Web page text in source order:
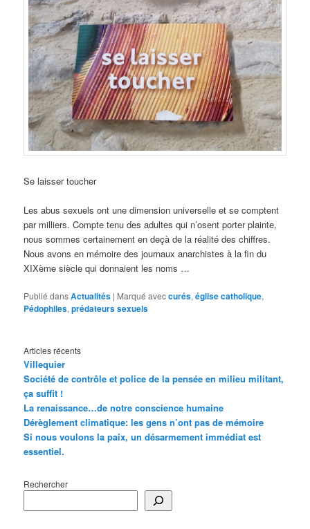
Se laisser toucher
Les abus sexuels ont une dimension universelle et se comptent
par milliers. Compte tenu des adultes qui n’osent porter plainte,
nous sommes certainement en deçà de la réalité des chiffres.
Nous avons en mémoire des journaux anarchistes à la fin du
XIXème siècle qui donnaient les noms …
Publié dansActualités | Marqué aveccurés,église catholique,
Pédophiles,prédateurs sexuels
Articles récents
Villequier
Société de contrôle et police de la pensée en milieu militant,
ça suffit !
La renaissance…de notre conscience humaine
Dérèglement climatique: les gens n’ont pas de mémoire
Si nous voulons la paix, un désarmement immédiat est
essentiel.
Rechercher